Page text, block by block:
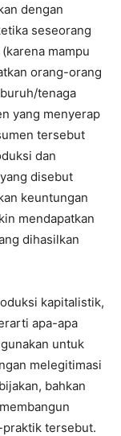
dengan
seseorang
mampu
orang-orang
tenaga
yang menyerap
tersebut
dan
disebut
keuntungan
mendapatkan
dihasilkan
kapitalistik,
apa-apa
untuk
melegitimasi
bahkan
tersebut.